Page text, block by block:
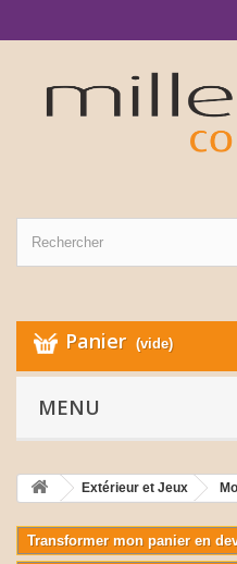
Panier (vide)
MENU
Extérieur et Jeux
Transformer mon panier en